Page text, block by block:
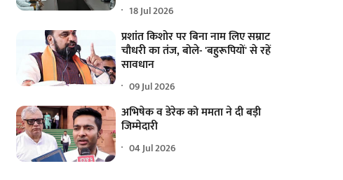
18 Jul 2026
प्रशांत किशोर पर बिना नाम लिए सम्राट
चौधरी का तंज, बोले- 'बहुरूपियों' से रहें
सावधान
09 Jul 2026
अभिषेक व डेरेक को ममता ने दी बड़ी
जिम्मेदारी
04 Jul 2026